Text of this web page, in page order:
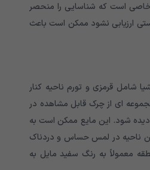
خاصی است که شناسایی را منحصر
ارزیابی نشود ممکن است باعث
شامل قرمزی و تورم ناحیه کنار
ای از چرک قابل مشاهده در
شود. این مایع ممکن است به
ناحیه در لمس حساس و دردناک
معمولاً به رنگ سفید مایل به